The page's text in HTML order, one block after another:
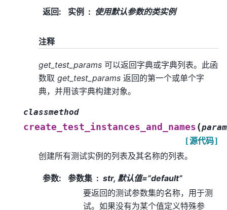
返回: 实例 使用默认参数的类实例
注释
get_test_params 可以返回字典或字典列表。此函
数取 get_test_params 返回的第一个或单个字
典，并用该字典构建对象。
classmethod
create_test_instances_and_names (
[源代码]
创建所有测试实例的列表及其名称的列表。
参数: 参数集
str, 默认值=”default”
要返回的测试参数集的名称，用于测
试。如果没有为某个值定义特殊参